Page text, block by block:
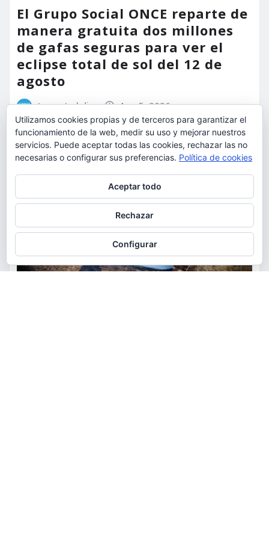
El Grupo Social ONCE reparte de
manera gratuita dos millones
de gafas seguras para ver el
eclipse total de sol del 12 de
agosto
torrent al dia Ago 5, 2026
Utilizamos cookies propias y de terceros para garantizar el
funcionamiento de la web, medir su uso y mejorar nuestros
servicios. Puede aceptar todas las cookies, rechazar las no
necesarias o configurar sus preferencias. Política de cookies
Aceptar todo
Rechazar
Configurar
Para obtener más información, incluido cómo gestionar las cookies,